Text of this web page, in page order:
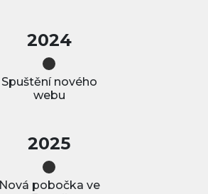
2024
Spuštění nového
webu
2025
Nová pobočka ve